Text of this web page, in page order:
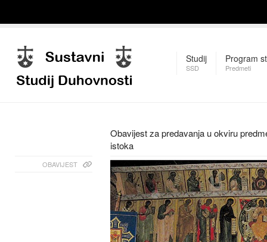
Studij
SSD
Program
Predmeti
Obavijest za predavanja u okviru
istoka
OBAVIJEST